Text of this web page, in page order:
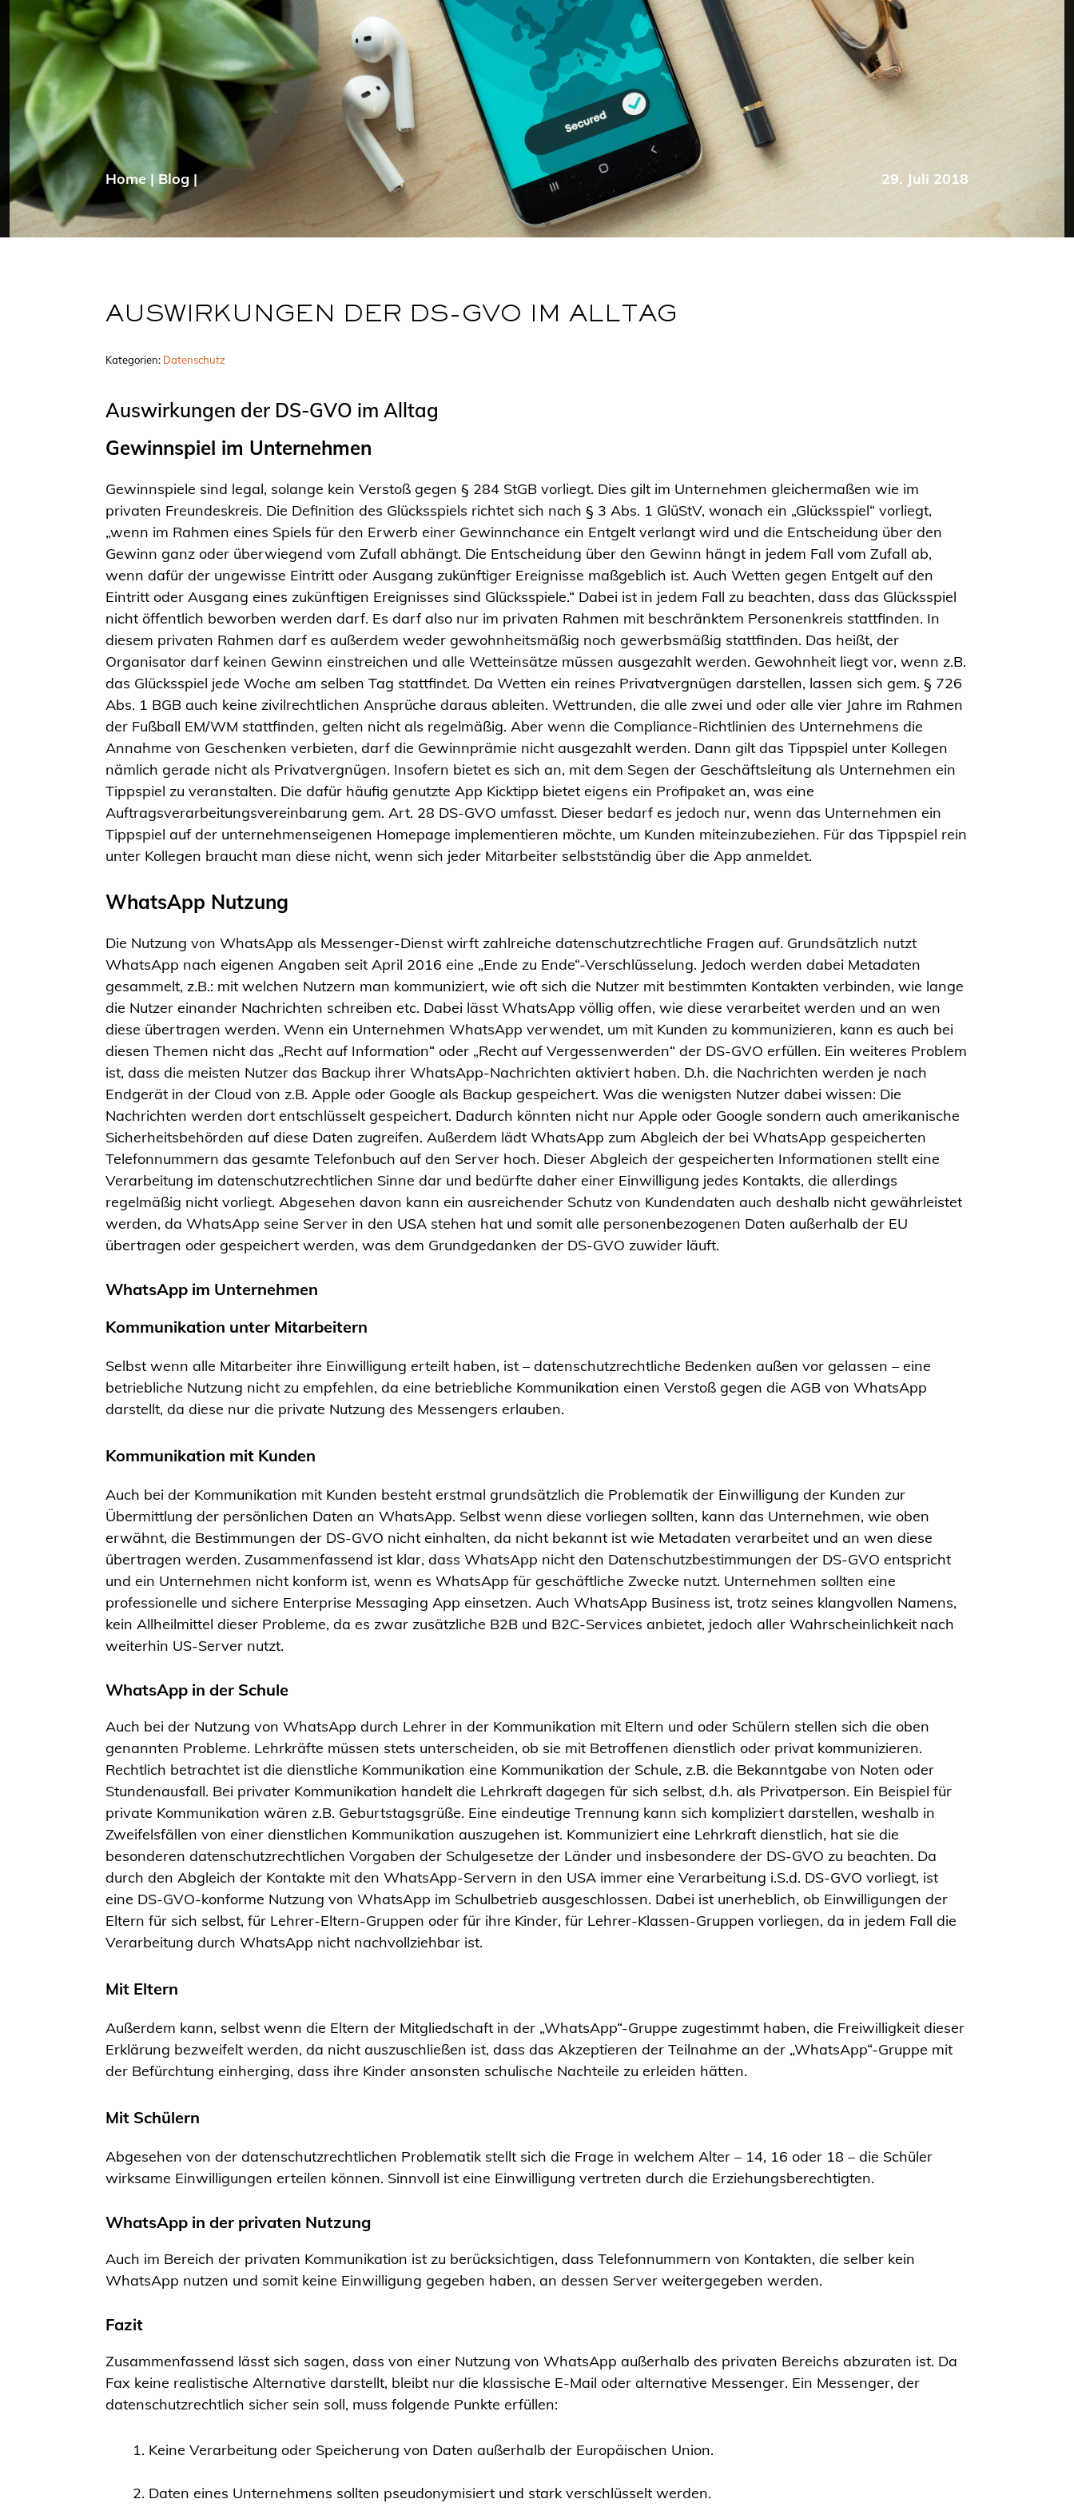
Home|Blog| 29. Juli 2018
AUSWIRKUNGEN DER DS-GVO IM ALLTAG
Kategorien: Datenschutz
Auswirkungen der DS-GVO im Alltag
Gewinnspiel im Unternehmen
Gewinnspiele sind legal, solange kein Verstoß gegen § 284 StGB vorliegt. Dies gilt im Unternehmen gleichermaßen wie im
privaten Freundeskreis. Die Definition des Glücksspiels richtet sich nach § 3 Abs. 1 GlüStV, wonach ein „Glücksspiel“ vorliegt,
„wenn im Rahmen eines Spiels für den Erwerb einer Gewinnchance ein Entgelt verlangt wird und die Entscheidung über den
Gewinn ganz oder überwiegend vom Zufall abhängt. Die Entscheidung über den Gewinn hängt in jedem Fall vom Zufall ab,
wenn dafür der ungewisse Eintritt oder Ausgang zukünftiger Ereignisse maßgeblich ist. Auch Wetten gegen Entgelt auf den
Eintritt oder Ausgang eines zukünftigen Ereignisses sind Glücksspiele.“ Dabei ist in jedem Fall zu beachten, dass das Glücksspiel
nicht öffentlich beworben werden darf. Es darf also nur im privaten Rahmen mit beschränktem Personenkreis stattfinden. In
diesem privaten Rahmen darf es außerdem weder gewohnheitsmäßig noch gewerbsmäßig stattfinden. Das heißt, der
Organisator darf keinen Gewinn einstreichen und alle Wetteinsätze müssen ausgezahlt werden. Gewohnheit liegt vor, wenn z.B.
das Glücksspiel jede Woche am selben Tag stattfindet. Da Wetten ein reines Privatvergnügen darstellen, lassen sich gem. § 726
Abs. 1 BGB auch keine zivilrechtlichen Ansprüche daraus ableiten. Wettrunden, die alle zwei und oder alle vier Jahre im Rahmen
der Fußball EM/WM stattfinden, gelten nicht als regelmäßig. Aber wenn die Compliance-Richtlinien des Unternehmens die
Annahme von Geschenken verbieten, darf die Gewinnprämie nicht ausgezahlt werden. Dann gilt das Tippspiel unter Kollegen
nämlich gerade nicht als Privatvergnügen. Insofern bietet es sich an, mit dem Segen der Geschäftsleitung als Unternehmen ein
Tippspiel zu veranstalten. Die dafür häufig genutzte App Kicktipp bietet eigens ein Profipaket an, was eine
Auftragsverarbeitungsvereinbarung gem. Art. 28 DS-GVO umfasst. Dieser bedarf es jedoch nur, wenn das Unternehmen ein
Tippspiel auf der unternehmenseigenen Homepage implementieren möchte, um Kunden miteinzubeziehen. Für das Tippspiel rein
unter Kollegen braucht man diese nicht, wenn sich jeder Mitarbeiter selbstständig über die App anmeldet.
WhatsApp Nutzung
Die Nutzung von WhatsApp als Messenger-Dienst wirft zahlreiche datenschutzrechtliche Fragen auf. Grundsätzlich nutzt
WhatsApp nach eigenen Angaben seit April 2016 eine „Ende zu Ende“-Verschlüsselung. Jedoch werden dabei Metadaten
gesammelt, z.B.: mit welchen Nutzern man kommuniziert, wie oft sich die Nutzer mit bestimmten Kontakten verbinden, wie lange
die Nutzer einander Nachrichten schreiben etc. Dabei lässt WhatsApp völlig offen, wie diese verarbeitet werden und an wen
diese übertragen werden. Wenn ein Unternehmen WhatsApp verwendet, um mit Kunden zu kommunizieren, kann es auch bei
diesen Themen nicht das „Recht auf Information“ oder „Recht auf Vergessenwerden“ der DS-GVO erfüllen. Ein weiteres Problem
ist, dass die meisten Nutzer das Backup ihrer WhatsApp-Nachrichten aktiviert haben. D.h. die Nachrichten werden je nach
Endgerät in der Cloud von z.B. Apple oder Google als Backup gespeichert. Was die wenigsten Nutzer dabei wissen: Die
Nachrichten werden dort entschlüsselt gespeichert. Dadurch könnten nicht nur Apple oder Google sondern auch amerikanische
Sicherheitsbehörden auf diese Daten zugreifen. Außerdem lädt WhatsApp zum Abgleich der bei WhatsApp gespeicherten
Telefonnummern das gesamte Telefonbuch auf den Server hoch. Dieser Abgleich der gespeicherten Informationen stellt eine
Verarbeitung im datenschutzrechtlichen Sinne dar und bedürfte daher einer Einwilligung jedes Kontakts, die allerdings
regelmäßig nicht vorliegt. Abgesehen davon kann ein ausreichender Schutz von Kundendaten auch deshalb nicht gewährleistet
werden, da WhatsApp seine Server in den USA stehen hat und somit alle personenbezogenen Daten außerhalb der EU
übertragen oder gespeichert werden, was dem Grundgedanken der DS-GVO zuwider läuft.
WhatsApp im Unternehmen
Kommunikation unter Mitarbeitern
Selbst wenn alle Mitarbeiter ihre Einwilligung erteilt haben, ist – datenschutzrechtliche Bedenken außen vor gelassen – eine
betriebliche Nutzung nicht zu empfehlen, da eine betriebliche Kommunikation einen Verstoß gegen die AGB von WhatsApp
darstellt, da diese nur die private Nutzung des Messengers erlauben.
Kommunikation mit Kunden
Auch bei der Kommunikation mit Kunden besteht erstmal grundsätzlich die Problematik der Einwilligung der Kunden zur
Übermittlung der persönlichen Daten an WhatsApp. Selbst wenn diese vorliegen sollten, kann das Unternehmen, wie oben
erwähnt, die Bestimmungen der DS-GVO nicht einhalten, da nicht bekannt ist wie Metadaten verarbeitet und an wen diese
übertragen werden. Zusammenfassend ist klar, dass WhatsApp nicht den Datenschutzbestimmungen der DS-GVO entspricht
und ein Unternehmen nicht konform ist, wenn es WhatsApp für geschäftliche Zwecke nutzt. Unternehmen sollten eine
professionelle und sichere Enterprise Messaging App einsetzen. Auch WhatsApp Business ist, trotz seines klangvollen Namens,
kein Allheilmittel dieser Probleme, da es zwar zusätzliche B2B und B2C-Services anbietet, jedoch aller Wahrscheinlichkeit nach
weiterhin US-Server nutzt.
WhatsApp in der Schule
Auch bei der Nutzung von WhatsApp durch Lehrer in der Kommunikation mit Eltern und oder Schülern stellen sich die oben
genannten Probleme. Lehrkräfte müssen stets unterscheiden, ob sie mit Betroffenen dienstlich oder privat kommunizieren.
Rechtlich betrachtet ist die dienstliche Kommunikation eine Kommunikation der Schule, z.B. die Bekanntgabe von Noten oder
Stundenausfall. Bei privater Kommunikation handelt die Lehrkraft dagegen für sich selbst, d.h. als Privatperson. Ein Beispiel für
private Kommunikation wären z.B. Geburtstagsgrüße. Eine eindeutige Trennung kann sich kompliziert darstellen, weshalb in
Zweifelsfällen von einer dienstlichen Kommunikation auszugehen ist. Kommuniziert eine Lehrkraft dienstlich, hat sie die
besonderen datenschutzrechtlichen Vorgaben der Schulgesetze der Länder und insbesondere der DS-GVO zu beachten. Da
durch den Abgleich der Kontakte mit den WhatsApp-Servern in den USA immer eine Verarbeitung i.S.d. DS-GVO vorliegt, ist
eine DS-GVO-konforme Nutzung von WhatsApp im Schulbetrieb ausgeschlossen. Dabei ist unerheblich, ob Einwilligungen der
Eltern für sich selbst, für Lehrer-Eltern-Gruppen oder für ihre Kinder, für Lehrer-Klassen-Gruppen vorliegen, da in jedem Fall die
Verarbeitung durch WhatsApp nicht nachvollziehbar ist.
Mit Eltern
Außerdem kann, selbst wenn die Eltern der Mitgliedschaft in der „WhatsApp“-Gruppe zugestimmt haben, die Freiwilligkeit dieser
Erklärung bezweifelt werden, da nicht auszuschließen ist, dass das Akzeptieren der Teilnahme an der „WhatsApp“-Gruppe mit
der Befürchtung einherging, dass ihre Kinder ansonsten schulische Nachteile zu erleiden hätten.
Mit Schülern
Abgesehen von der datenschutzrechtlichen Problematik stellt sich die Frage in welchem Alter – 14, 16 oder 18 – die Schüler
wirksame Einwilligungen erteilen können. Sinnvoll ist eine Einwilligung vertreten durch die Erziehungsberechtigten.
WhatsApp in der privaten Nutzung
Auch im Bereich der privaten Kommunikation ist zu berücksichtigen, dass Telefonnummern von Kontakten, die selber kein
WhatsApp nutzen und somit keine Einwilligung gegeben haben, an dessen Server weitergegeben werden.
Fazit
Zusammenfassend lässt sich sagen, dass von einer Nutzung von WhatsApp außerhalb des privaten Bereichs abzuraten ist. Da
Fax keine realistische Alternative darstellt, bleibt nur die klassische E-Mail oder alternative Messenger. Ein Messenger, der
datenschutzrechtlich sicher sein soll, muss folgende Punkte erfüllen:
Keine Verarbeitung oder Speicherung von Daten außerhalb der Europäischen Union.
Daten eines Unternehmens sollten pseudonymisiert und stark verschlüsselt werden.